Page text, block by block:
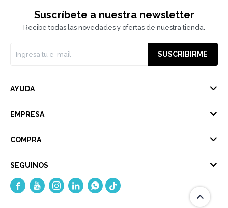
Suscríbete a nuestra newsletter
Recibe todas las novedades y ofertas de nuestra tienda.
SUSCRIBIRME
AYUDA
EMPRESA
COMPRA
SEGUINOS
    